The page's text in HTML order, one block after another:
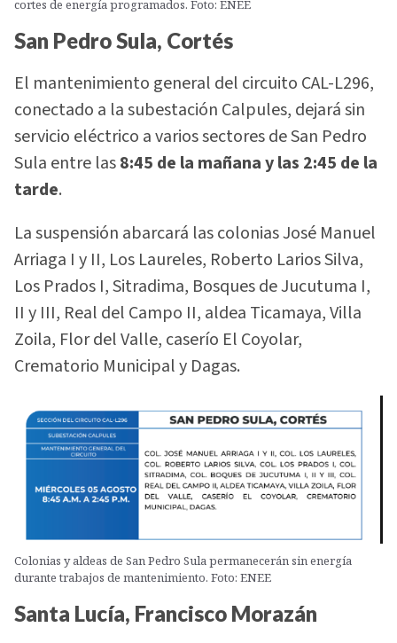
cortes de energía programados. Foto: ENEE
San Pedro Sula, Cortés
El mantenimiento general del circuito CAL-L296,
conectado a la subestación Calpules, dejará sin
servicio eléctrico a varios sectores de San Pedro
Sula entre las8:45 de la mañana y las 2:45 de la
tarde.
La suspensión abarcará las colonias José Manuel
Arriaga I y II, Los Laureles, Roberto Larios Silva,
Los Prados I, Sitradima, Bosques de Jucutuma I,
II y III, Real del Campo II, aldea Ticamaya, Villa
Zoila, Flor del Valle, caserío El Coyolar,
Crematorio Municipal y Dagas.
Colonias y aldeas de San Pedro Sula permanecerán sin energía
durante trabajos de mantenimiento. Foto: ENEE
Santa Lucía, Francisco Morazán